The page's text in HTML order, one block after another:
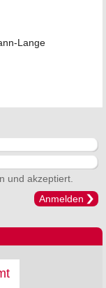
Lange
und akzeptiert.
Anmelden